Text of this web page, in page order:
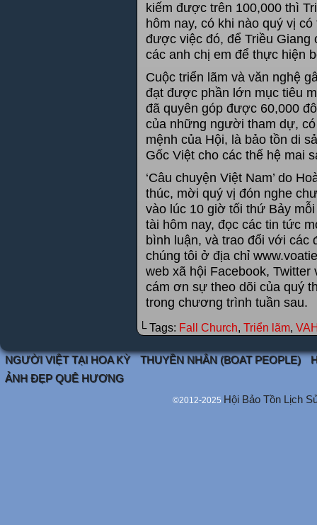
kiếm được trên 100,000 thì
hôm nay, có khi nào quý vị
được việc đó, để Triều Giang
các anh chị em để thực hiện
Cuộc triển lãm và văn nghệ
đạt được phần lớn mục tiêu
đã quyên góp được 60,000
của những người tham dự,
mệnh của Hội, là bảo tồn di
Gốc Việt cho các thế hệ mai
‘Câu chuyện Việt Nam’ do
thúc, mời quý vị đón nghe
vào lúc 10 giờ tối thứ Bảy
tài hôm nay, đọc các tin tức
bình luận, và trao đổi với các
chúng tôi ở địa chỉ
web xã hội Facebook,
cám ơn sự theo dõi của quý
trong chương trình tuần sau.
└ Tags: Fall Church, Triển lãm,
NGƯỜI VIỆT TẠI HOA KỲ THUYỀN NHÂN (BOAT PEOPLE)
ẢNH ĐẸP QUÊ HƯƠNG
©2012-2025 Hội Bảo Tồn Lịch